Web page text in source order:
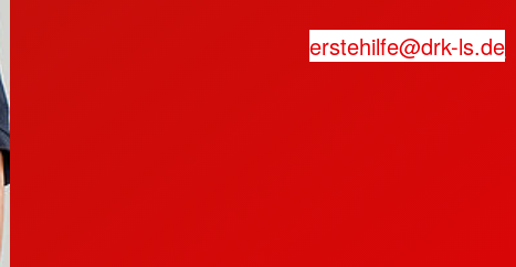
erstehilfe@drk-ls.de